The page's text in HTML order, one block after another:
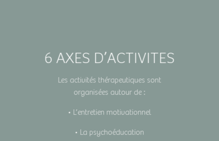
6 AXES D’ACTIVITES
Les activités thérapeutiques sont
organisées autour de :
• L’entretien motivationnel
• La psychoéducation